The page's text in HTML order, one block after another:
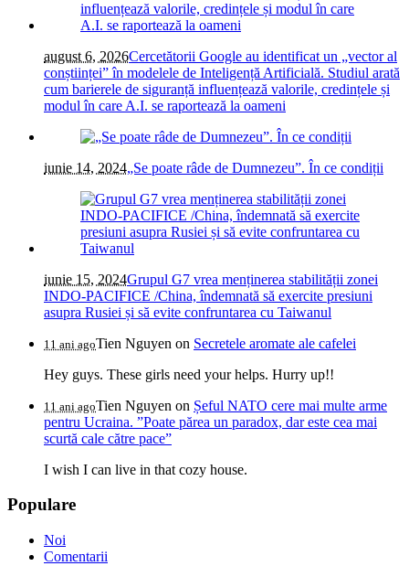
august 6, 2026Cercetătorii Google au identificat un „vector al
conștiinței” în modelele de Inteligență Artificială. Studiul arată
cum barierele de siguranță influențează valorile, credințele și
modul în care A.I. se raportează la oameni
iunie 14, 2024„Se poate râde de Dumnezeu”. În ce condiții
iunie 15, 2024Grupul G7 vrea menținerea stabilității zonei
INDO-PACIFICE /China, îndemnată să exercite presiuni
asupra Rusiei și să evite confruntarea cu Taiwanul
11 ani agoTien Nguyen on Secretele aromate ale cafelei
Hey guys. These girls need your helps. Hurry up!!
11 ani agoTien Nguyen on Șeful NATO cere mai multe arme
pentru Ucraina. ”Poate părea un paradox, dar este cea mai
scurtă cale către pace”
I wish I can live in that cozy house.
Populare
Noi
Comentarii